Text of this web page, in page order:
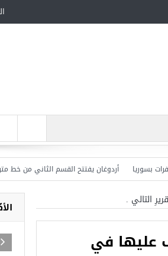
أردوغان يفتتح القسم الثاني من خط مترو ”
التالي .
عليها في